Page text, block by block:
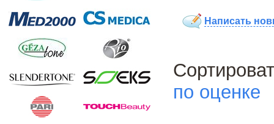
Написать
по оценке